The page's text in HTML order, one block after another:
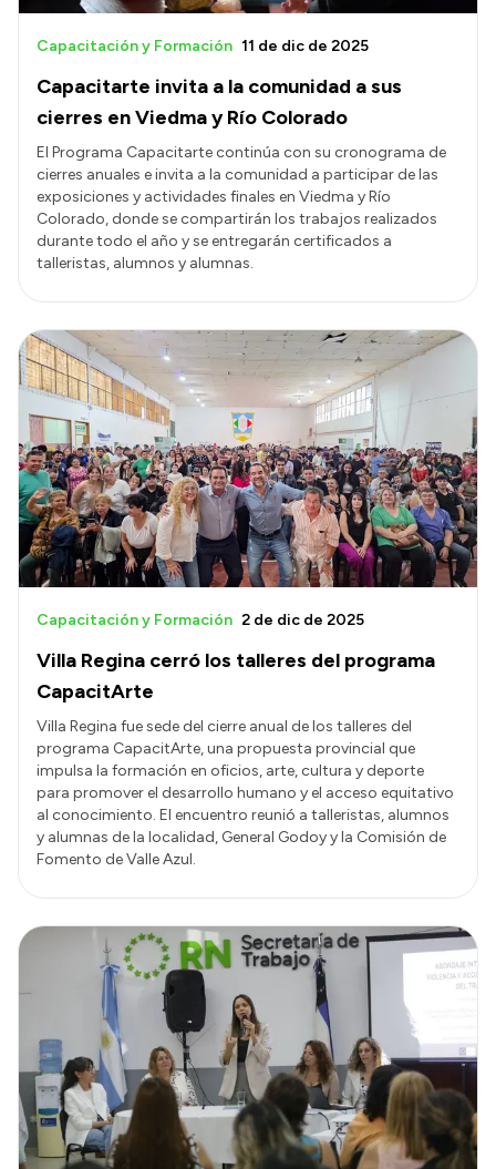
Capacitarte invita a la comunidad a sus
cierres en Viedma y Río Colorado
Capacitación y Formación 11 de dic de 2025
El Programa Capacitarte continúa con su cronograma de
cierres anuales e invita a la comunidad a participar de las
exposiciones y actividades finales en Viedma y Río
Colorado, donde se compartirán los trabajos realizados
durante todo el año y se entregarán certificados a
talleristas, alumnos y alumnas.
Villa Regina cerró los talleres del programa
CapacitArte
Capacitación y Formación 2 de dic de 2025
Villa Regina fue sede del cierre anual de los talleres del
programa CapacitArte, una propuesta provincial que
impulsa la formación en oficios, arte, cultura y deporte
para promover el desarrollo humano y el acceso equitativo
al conocimiento. El encuentro reunió a talleristas, alumnos
y alumnas de la localidad, General Godoy y la Comisión de
Fomento de Valle Azul.